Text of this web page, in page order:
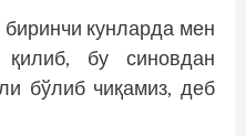
кунларда мен
қилиб, бу синовдан
бўлиб чиқамиз, деб